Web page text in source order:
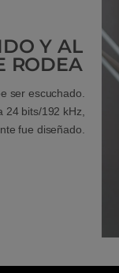
Y AL
RODEA
ser escuchado.
bits/192 kHz,
fue diseñado.